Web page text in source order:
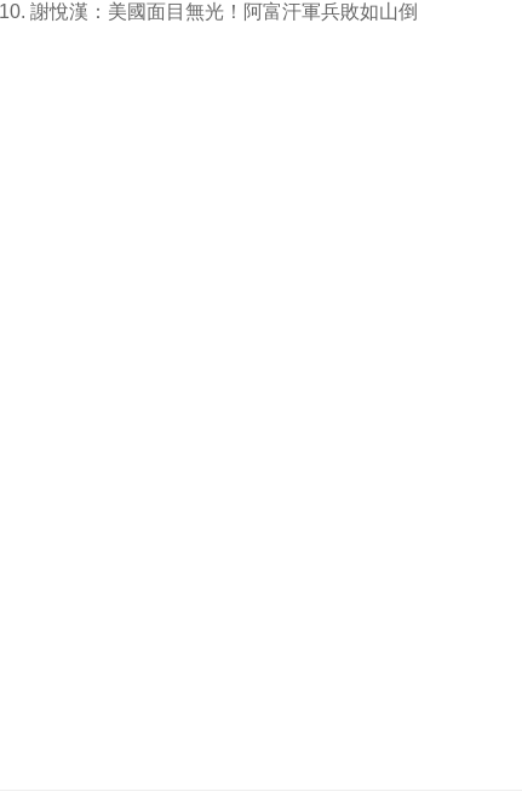
謝悅漢：美國面目無光！阿富汗軍兵敗如山倒